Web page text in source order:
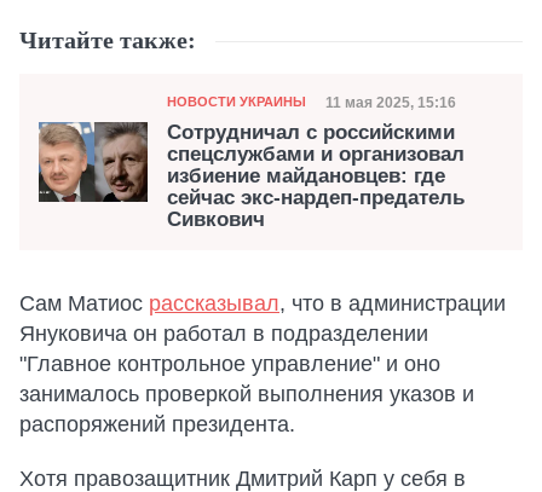
Читайте также:
Категория
НОВОСТИ УКРАИНЫ Дата публикации
11 мая 2025, 15:16
Сотрудничал с российскими
спецслужбами и организовал
избиение майдановцев: где
сейчас экс-нардеп-предатель
Сивкович
Сам Матиос рассказывал, что в администрации
Януковича он работал в подразделении
"Главное контрольное управление" и оно
занималось проверкой выполнения указов и
распоряжений президента.
Хотя правозащитник Дмитрий Карп у себя в